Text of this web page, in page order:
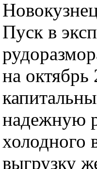
Пуск в
на
надежную
холодного
выгрузку